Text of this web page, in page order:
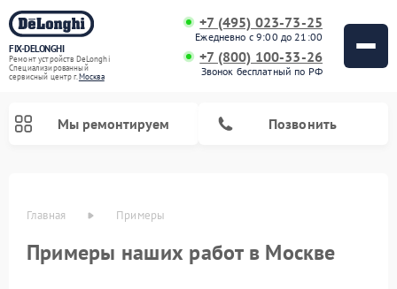
FIX-DELONGHI
Ремонт устройств DeLonghi
Специализированный
cервисный центр г.Москва
+7 (495) 023-73-25
Ежедневно с 9:00 до 21:00
+7 (800) 100-33-26
Звонок бесплатный по РФ
Мы ремонтируем Позвонить
Главная Примеры
Примеры наших работ в Москве